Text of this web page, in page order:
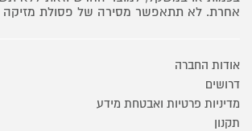
אחרת. לא תתאפשר מסירה של פסולת מזיקה
אודות החברה
דרושים
מדיניות פרטיות ואבטחת מידע
תקנון